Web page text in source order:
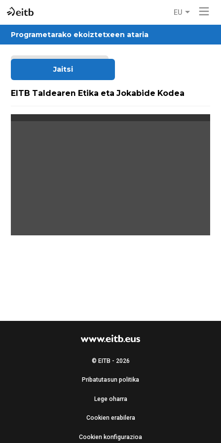
EU
Programetarako ekoiztetxeen ataria
Itzuli
EITB Taldearen Etika eta Jokabide Kodea
Jaitsi
© EITB - 2026
Pribatutasun politika
Lege oharra
Cookien erabilera
Cookien konfigurazioa